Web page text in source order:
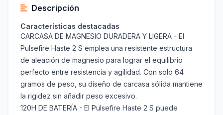
Descripción
Características destacadas
CARCASA DE MAGNESIO DURADERA Y LIGERA - El
Pulsefire Haste 2 S emplea una resistente estructura
de aleación de magnesio para lograr el equilibrio
perfecto entre resistencia y agilidad. Con solo 64
gramos de peso, su diseño de carcasa sólida mantiene
la rigidez sin añadir peso excesivo.
120H DE BATERÍA - El Pulsefire Haste 2 S puede